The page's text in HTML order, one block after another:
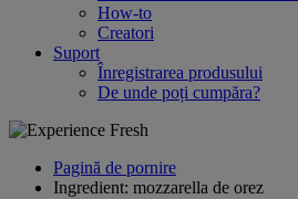
How-to
Creatori
Suport
Înregistrarea produsului
De unde poți cumpăra?
Pagină de pornire
Ingredient: mozzarella de orez